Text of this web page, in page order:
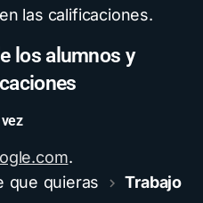
las calificaciones.
los alumnos y
.
que quieras
Trabajo